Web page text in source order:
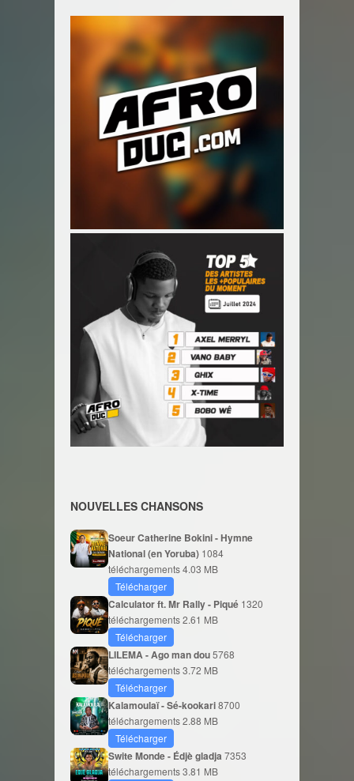
NOUVELLES CHANSONS
Soeur Catherine Bokini - Hymne
National (en Yoruba) 1084
téléchargements4.03 MB
Télécharger
Calculator ft. Mr Rally - Piqué 1320
téléchargements2.61 MB
Télécharger
LILEMA - Ago man dou5768
téléchargements3.72 MB
Télécharger
Kalamoulaï - Sé-kookari8700
téléchargements2.88 MB
Télécharger
Swite Monde - Édjè gladja 7353
téléchargements3.81 MB